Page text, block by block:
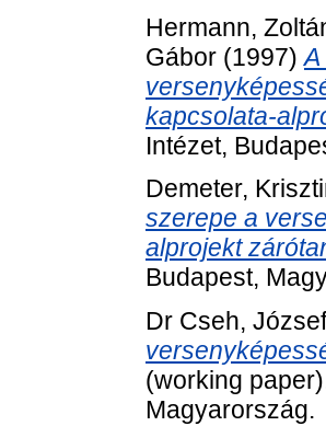
Hermann,
Gábor (1997)
kapcsolata-
Intézet,
Demeter,
szerepe a
alprojekt
Budapest,
Dr Cseh, József
(working
Magyarország.